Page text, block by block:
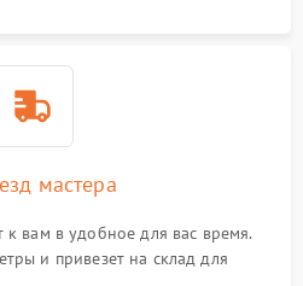
мастера
к вам в удобное для вас время.
и привезет на склад для